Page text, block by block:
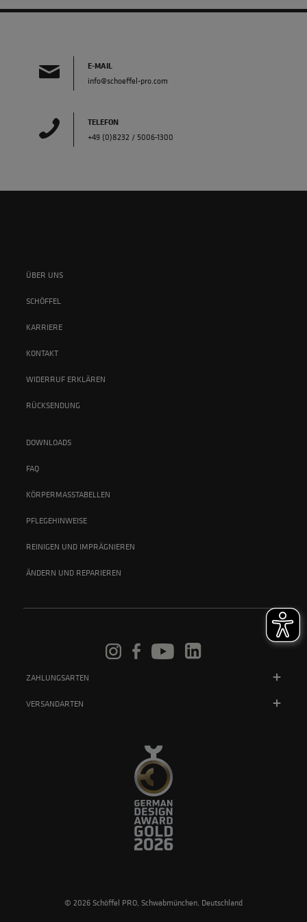
E-MAIL
info@schoeffel-pro.com
TELEFON
+49 (0)8232 / 5006-1300
ÜBER UNS
SCHÖFFEL
KARRIERE
KONTAKT
WIDERRUF ERKLÄREN
RÜCKSENDUNG
DOWNLOADS
FAQ
KÖRPERMASSTABELLEN
PFLEGEHINWEISE
REINIGEN UND IMPRÄGNIEREN
ÄNDERN UND REPARIEREN
ZAHLUNGSARTEN
VERSANDARTEN
© 2026 Schöffel PRO, Schwabmünchen, Deutschland